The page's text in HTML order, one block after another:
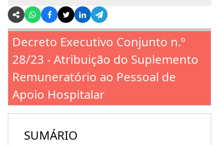
Decreto Executivo Conjunto n.º
28/23 - Atribuição do Suplemento
Remuneratório ao Pessoal de
Apoio Hospitalar
SUMÁRIO